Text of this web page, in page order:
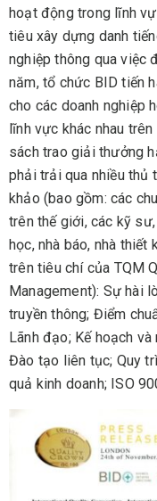
hoạt động trong lĩnh
tiêu xây dựng danh
nghiệp thông qua việc
năm, tổ chức BID tiến
cho các doanh nghiệp
lĩnh vực khác nhau
sách trao giải thưởng
phải trải qua nhiều thủ
khảo (bao gồm: các
trên thế giới, các kỹ
học, nhà báo, nhà
trên tiêu chí của TQM
Management): Sự hài
truyền thông; Điểm
Lãnh đạo; Kế hoạch
Đào tạo liên tục; Quy
quả kinh doanh; ISO